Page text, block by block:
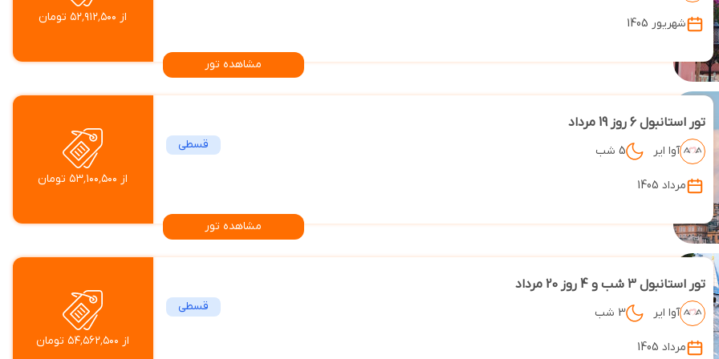
شهریور 1405
مشاهده تور
از ۵۲٬۹۱۲٬۵۰۰ تومان
تور استانبول 6 روز 19 مرداد
آوا ایر 5 شب قسطی
مرداد 1405
مشاهده تور
از ۵۳٬۱۰۰٬۵۰۰ تومان
تور استانبول 3 شب و 4 روز 20 مرداد
آوا ایر 3 شب قسطی
مرداد 1405 از ۵۴٬۵۶۲٬۵۰۰ تومان